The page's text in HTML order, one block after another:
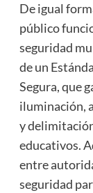
De igual
público
seguridad
de un
Segura, que
iluminación,
y
educativos.
entre
seguridad